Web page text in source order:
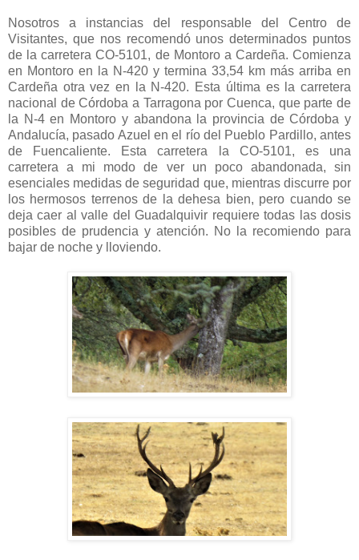
Nosotros a instancias del responsable del Centro de
Visitantes, que nos recomendó unos determinados puntos
de la carretera CO-5101, de Montoro a Cardeña. Comienza
en Montoro en la N-420 y termina 33,54 km más arriba en
Cardeña otra vez en la N-420. Esta última es la carretera
nacional de Córdoba a Tarragona por Cuenca, que parte de
la N-4 en Montoro y abandona la provincia de Córdoba y
Andalucía, pasado Azuel en el río del Pueblo Pardillo, antes
de Fuencaliente. Esta carretera la CO-5101, es una
carretera a mi modo de ver un poco abandonada, sin
esenciales medidas de seguridad que, mientras discurre por
los hermosos terrenos de la dehesa bien, pero cuando se
deja caer al valle del Guadalquivir requiere todas las dosis
posibles de prudencia y atención. No la recomiendo para
bajar de noche y lloviendo.